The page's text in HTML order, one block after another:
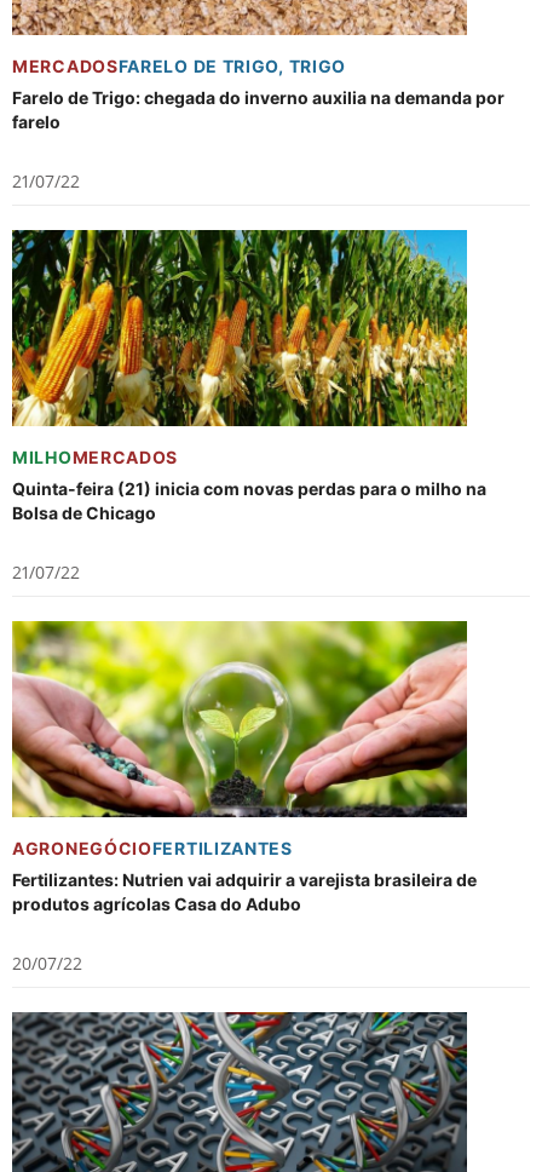
MERCADOSFARELO DE TRIGO, TRIGO
Farelo de Trigo: chegada do inverno auxilia na demanda por
farelo
21/07/22
MILHOMERCADOS
Quinta-feira (21) inicia com novas perdas para o milho na
Bolsa de Chicago
21/07/22
AGRONEGÓCIOFERTILIZANTES
Fertilizantes: Nutrien vai adquirir a varejista brasileira de
produtos agrícolas Casa do Adubo
20/07/22